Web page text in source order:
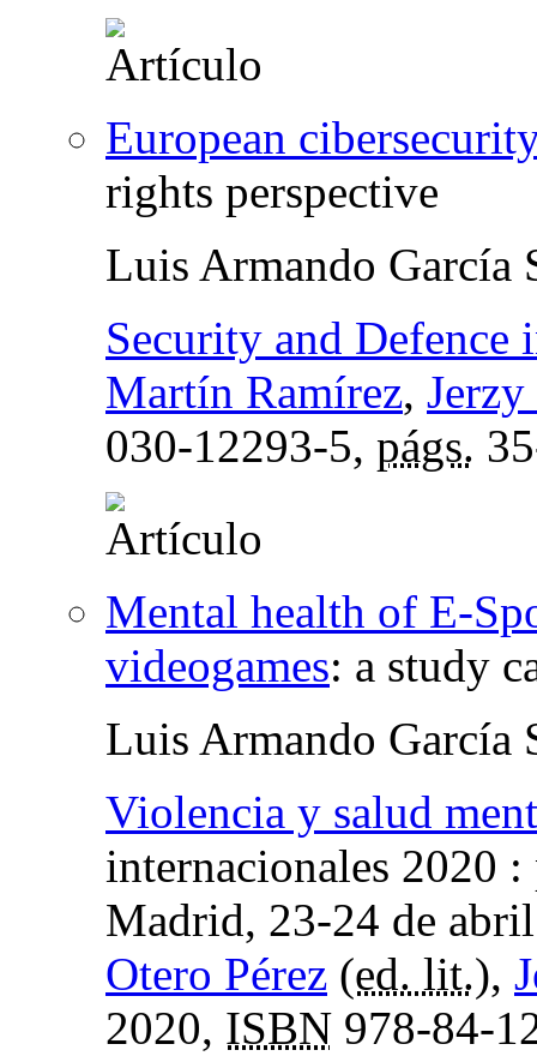
European
rights perspective
Luis Armando García
Security and Defence
Martín Ramírez,
030-12293-5, págs.
Mental health of E-
videogames: a study
Luis Armando García
Violencia y salud
internacionales 2020
Madrid, 23-24 de
Otero Pérez (ed. lit.),
2020, ISBN 978-84-